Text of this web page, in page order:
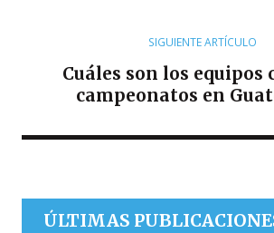
SIGUIENTE ARTÍCULO
Cuáles son los equipos
campeonatos en
ÚLTIMAS